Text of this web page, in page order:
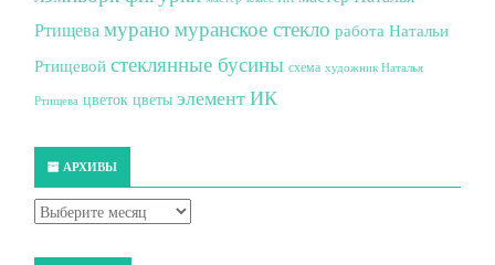
Ртищевамурано муранское стекло работа Натальи
Ртищевой стеклянные бусины схема художник Наталья
Ртищева цветок цветы элемент ИК
АРХИВЫ